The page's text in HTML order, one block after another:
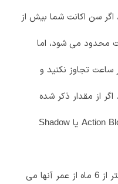
اگر سن اکانت شما بیش از
در ساعت محدود می شود، اما
50 کامنت در ساعت تجاوز نکنید و
اگر از مقدار ذکر شده
بیشتر شود، ممکن است Action Blocked یا Shadow
نکته 2: برای اکانت هایی که کمتر از 6 ماه از عمر آنها می